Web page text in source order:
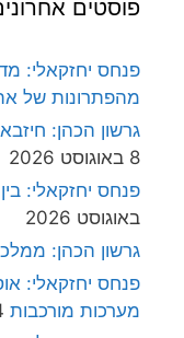
פוסטים
פנחס יחזקאלי:
מהפתרונות של
גרשון הכהן:
8 באוגוסט 2026
פנחס יחזקאלי:
באוגוסט 2026
גרשון הכהן:
פנחס יחזקאלי:
מערכות מורכבות 4